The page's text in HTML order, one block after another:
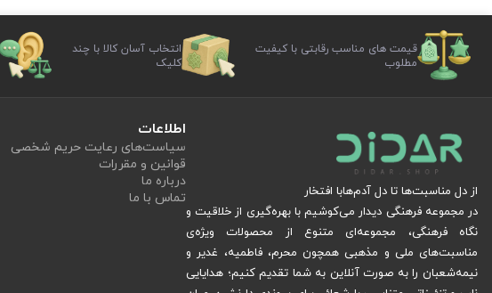
قیمت های مناسب رقابتی با کیفیت
مطلوب
انتخاب آسان کالا با چند
کلیک
از دل مناسبت‌ها تا دل آدم‌هابا افتخار
در مجموعه فرهنگی دیدار می‌کوشیم با بهره‌گیری از خلاقیت و
نگاه فرهنگی، مجموعه‌ای متنوع از محصولات ویژه‌ی
مناسبت‌های ملی و مذهبی همچون محرم، فاطمیه، غدیر و
نیمه‌شعبان را به صورت آنلاین به شما تقدیم کنیم؛ هدایایی
اطلاعات
سیاست‏‌های رعایت حریم شخصی
قوانین و مقررات
درباره ما
تماس با ما